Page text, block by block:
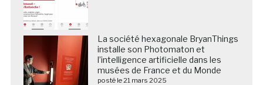
La société hexagonale BryanThings
installe son Photomaton et
l’intelligence artificielle dans les
musées de France et du Monde
posté le 21 mars 2025